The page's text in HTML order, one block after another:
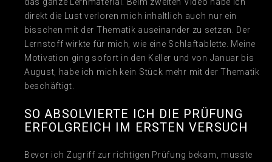
direkt die Lust verloren mich inhaltlich auch nur ein
bisschen mit der Thematik auseinander zu setzen. Der
Lernstoff wirkte für mich, wie eine Schlaftablette. Meine
Motivation ging sofort in den Keller und von Januar bis
August, habe ich mich kein Stück mehr mit der Thematik
beschäftigt.
SO ABSOLVIERTE ICH DIE PRÜFUNG
ERFOLGREICH IM ERSTEN VERSUCH
Bevor ich Zugriff zur richtigen Prüfung bekam, musste